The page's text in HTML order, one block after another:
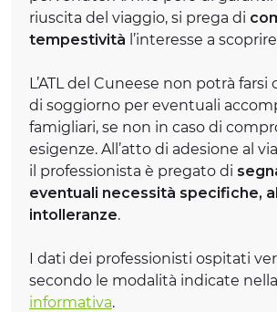
riuscita del viaggio, si prega di
tempestività l’interesse a
L’ATL del Cuneese non potrà farsi
di soggiorno per eventuali
famigliari, se non in caso di
esigenze. All’atto di adesione al
il professionista è pregato di
eventuali necessità specifiche,
intolleranze.
I dati dei professionisti ospitati
secondo le modalità indicate
informativa.